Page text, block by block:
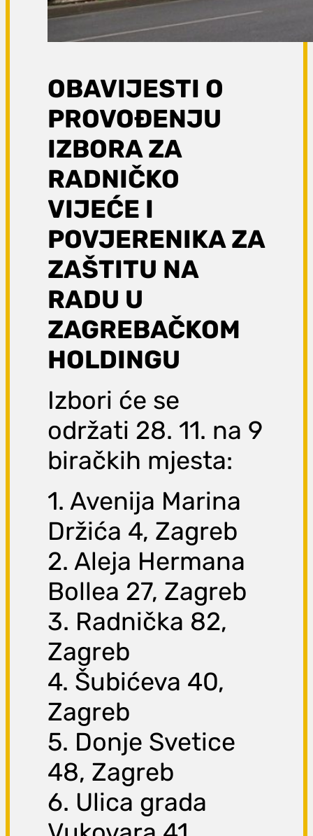
OBAVIJESTI O
PROVOĐENJU
IZBORA ZA
RADNIČKO
VIJEĆE I
POVJERENIKA ZA
ZAŠTITU NA
RADU U
ZAGREBAČKOM
HOLDINGU
Izbori će se
održati 28. 11. na 9
biračkih mjesta:
1. Avenija Marina
Držića 4, Zagreb
2. Aleja Hermana
Bollea 27, Zagreb
3. Radnička 82,
Zagreb
4. Šubićeva 40,
Zagreb
5. Donje Svetice
48, Zagreb
6. Ulica grada